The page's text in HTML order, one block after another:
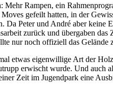
Rampen, ein
gefeilt hatten, in der
Peter und André aber keine
zurück und übergaben das
nur noch offiziell das Gelände
etwas eigenwillige Art der
erwischt wurde. Und auch
Zeit im Jugendpark eine